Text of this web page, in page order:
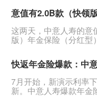
活。&nbsp;一笔安全的
流、在急需用钱时又能
金，在这时候就显得特
意意值有2.0B款（快领
红型）：回血快、返钱
更需要的资金规划。&n
这两天，中意人寿的意
版）年金保险（分红型
个系列还有个B款（快
保障？与A款有哪些区
意值有2.0B款（快领版
型）。一、意值有2.0B
7月开始，新演示利率
新。中意人寿爆款年